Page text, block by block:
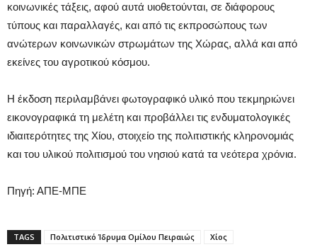
κοινωνικές τάξεις, αφού αυτά υιοθετούνται, σε διάφορους
τύπους και παραλλαγές, και από τις εκπροσώπους των
ανώτερων κοινωνικών στρωμάτων της Χώρας, αλλά και από
εκείνες του αγροτικού κόσμου.
Η έκδοση περιλαμβάνει φωτογραφικό υλικό που τεκμηριώνει
εικονογραφικά τη μελέτη και προβάλλει τις ενδυματολογικές
ιδιαιτερότητες της Χίου, στοιχείο της πολιτιστικής κληρονομιάς
και του υλικού πολιτισμού του νησιού κατά τα νεότερα χρόνια.
Πηγή: ΑΠΕ-ΜΠΕ
TAGS Πολιτιστικό Ίδρυμα Ομίλου Πειραιώς Χίος